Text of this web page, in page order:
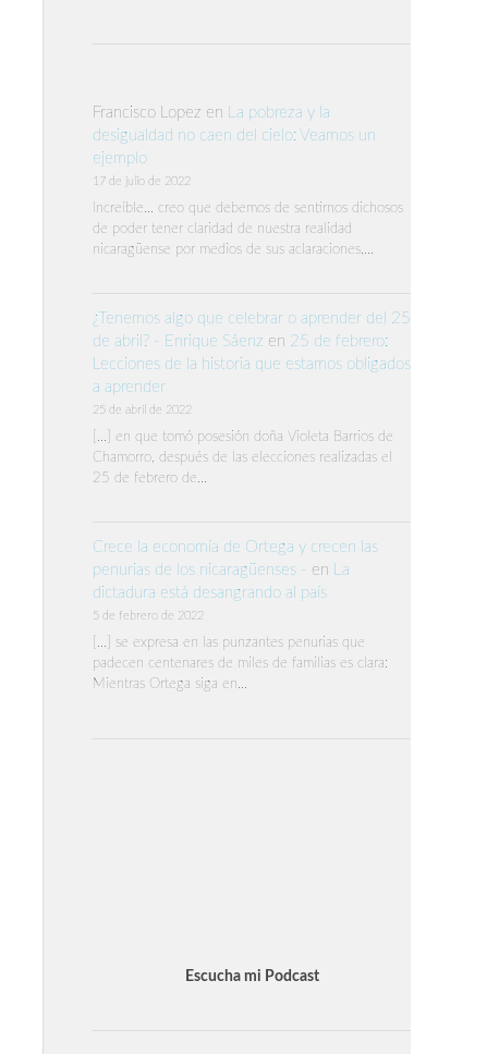
Francisco Lopez en La pobreza y la
desigualdad no caen del cielo: Veamos un
ejemplo
17 de julio de 2022
Increíble… creo que debemos de sentirnos dichosos
de poder tener claridad de nuestra realidad
nicaragüense por medios de sus aclaraciones,…
¿Tenemos algo que celebrar o aprender del 25
de abril? - Enrique Sáenz en 25 de febrero:
Lecciones de la historia que estamos obligados
a aprender
25 de abril de 2022
[…] en que tomó posesión doña Violeta Barrios de
Chamorro, después de las elecciones realizadas el
25 de febrero de…
Crece la economía de Ortega y crecen las
penurias de los nicaragüenses - en La
dictadura está desangrando al país
5 de febrero de 2022
[…] se expresa en las punzantes penurias que
padecen centenares de miles de familias es clara:
Mientras Ortega siga en…
Escucha mi Podcast